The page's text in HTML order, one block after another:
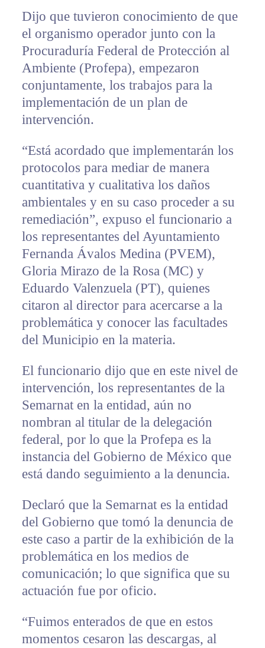
Dijo que tuvieron conocimiento de que
el organismo operador junto con la
Procuraduría Federal de Protección al
Ambiente (Profepa), empezaron
conjuntamente, los trabajos para la
implementación de un plan de
intervención.
“Está acordado que implementarán los
protocolos para mediar de manera
cuantitativa y cualitativa los daños
ambientales y en su caso proceder a su
remediación”, expuso el funcionario a
los representantes del Ayuntamiento
Fernanda Ávalos Medina (PVEM),
Gloria Mirazo de la Rosa (MC) y
Eduardo Valenzuela (PT), quienes
citaron al director para acercarse a la
problemática y conocer las facultades
del Municipio en la materia.
El funcionario dijo que en este nivel de
intervención, los representantes de la
Semarnat en la entidad, aún no
nombran al titular de la delegación
federal, por lo que la Profepa es la
instancia del Gobierno de México que
está dando seguimiento a la denuncia.
Declaró que la Semarnat es la entidad
del Gobierno que tomó la denuncia de
este caso a partir de la exhibición de la
problemática en los medios de
comunicación; lo que significa que su
actuación fue por oficio.
“Fuimos enterados de que en estos
momentos cesaron las descargas, al